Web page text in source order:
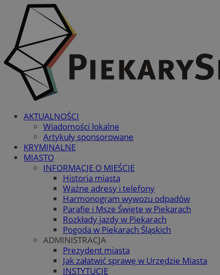
AKTUALNOŚCI
Wiadomości lokalne
Artykuły sponsorowane
KRYMINALNE
MIASTO
INFORMACJE O MIEŚCIE
Historia miasta
Ważne adresy i telefony
Harmonogram wywozu odpadów
Parafie i Msze Święte w Piekarach
Rozkłady jazdy w Piekarach
Pogoda w Piekarach Śląskich
ADMINISTRACJA
Prezydent miasta
Jak załatwić sprawę w Urzędzie Miasta
INSTYTUCJE